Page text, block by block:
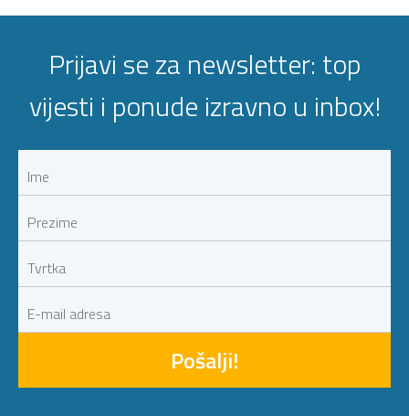
Prijavi se za newsletter: top
vijesti i ponude izravno u inbox!
Pošalji!